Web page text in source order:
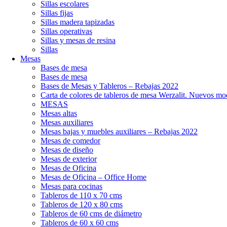
Sillas escolares
Sillas fijas
Sillas madera tapizadas
Sillas operativas
Sillas y mesas de resina
Sillas
Mesas
Bases de mesa
Bases de mesa
Bases de Mesas y Tableros – Rebajas 2022
Carta de colores de tableros de mesa Werzalit. Nuevos
MESAS
Mesas altas
Mesas auxiliares
Mesas bajas y muebles auxiliares – Rebajas 2022
Mesas de comedor
Mesas de diseño
Mesas de exterior
Mesas de Oficina
Mesas de Oficina – Office Home
Mesas para cocinas
Tableros de 110 x 70 cms
Tableros de 120 x 80 cms
Tableros de 60 cms de diámetro
Tableros de 60 x 60 cms